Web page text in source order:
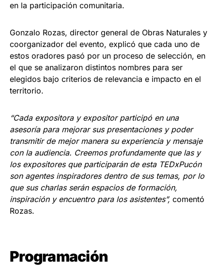
en la participación comunitaria.
Gonzalo Rozas, director general de Obras Naturales y
coorganizador del evento, explicó que cada uno de
estos oradores pasó por un proceso de selección, en
el que se analizaron distintos nombres para ser
elegidos bajo criterios de relevancia e impacto en el
territorio.
“Cada expositora y expositor participó en una
asesoría para mejorar sus presentaciones y poder
transmitir de mejor manera su experiencia y mensaje
con la audiencia. Creemos profundamente que las y
los expositores que participarán de esta TEDxPucón
son agentes inspiradores dentro de sus temas, por lo
que sus charlas serán espacios de formación,
inspiración y encuentro para los asistentes”, comentó
Rozas.
Programación